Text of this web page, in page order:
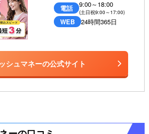
電話 9:00～18:00
(土日祝9:00～17:00)
WEB 24時間365日
シュマネーの公式サイト